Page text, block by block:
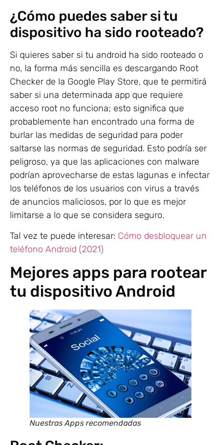
¿Cómo puedes saber si tu
dispositivo ha sido rooteado?
Si quieres saber si tu android ha sido rooteado o
no, la forma más sencilla es descargando Root
Checker de la Google Play Store, que te permitirá
saber si una determinada app que requiere
acceso root no funciona; esto significa que
probablemente han encontrado una forma de
burlar las medidas de seguridad para poder
saltarse las normas de seguridad. Esto podría ser
peligroso, ya que las aplicaciones con malware
podrían aprovecharse de estas lagunas e infectar
los teléfonos de los usuarios con virus a través
de anuncios maliciosos, por lo que es mejor
limitarse a lo que se considera seguro.
Tal vez te puede interesar: Cómo desbloquear un
teléfono Android (2021)
Mejores apps para rootear
tu dispositivo Android
Nuestras Apps recomendadas